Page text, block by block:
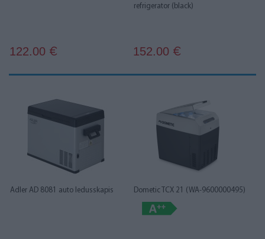
122.00 €
refrigerator (black)
152.00 €
Adler AD 8081 auto ledusskapis Dometic TCX 21 (WA-9600000495)